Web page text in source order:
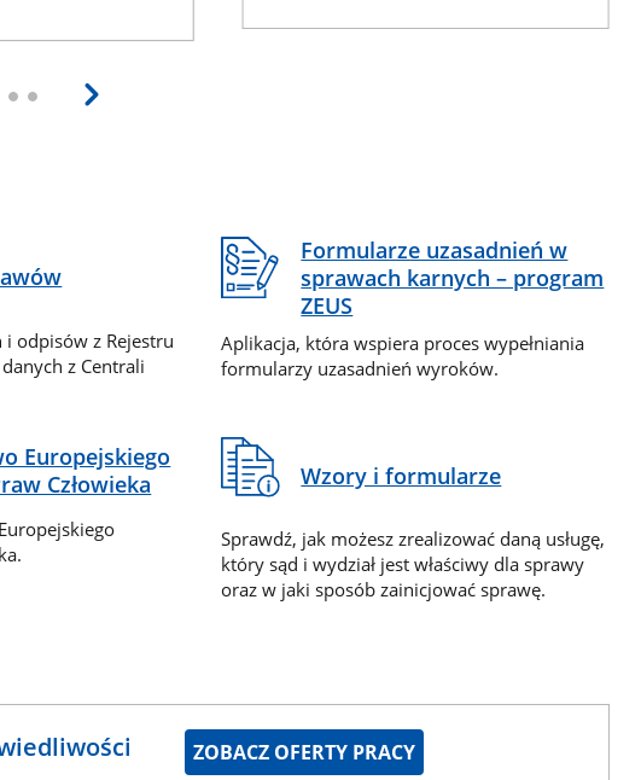
i odpisów z Rejestru
z Centrali
Formularze uzasadnień w
sprawach karnych – program
ZEUS
Aplikacja, która wspiera proces wypełniania
formularzy uzasadnień wyroków.
Europejskiego
Człowieka
Wzory i formularze
Sprawdź, jak możesz zrealizować daną usługę,
który sąd i wydział jest właściwy dla sprawy
oraz w jaki sposób zainicjować sprawę.
ZOBACZ OFERTY PRACY